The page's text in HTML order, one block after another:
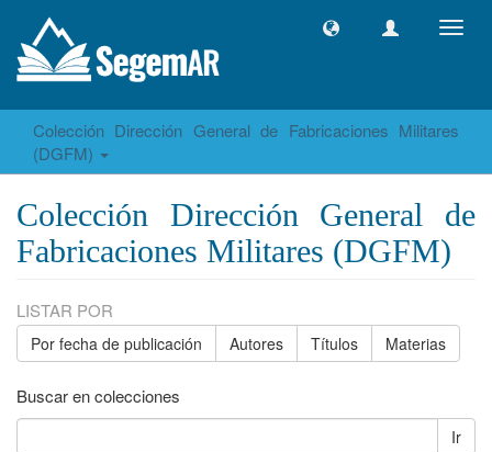
Colección Dirección General de Fabricaciones Militares
(DGFM)
Colección Dirección General de
Fabricaciones Militares (DGFM)
LISTAR POR
Por fecha de publicación Autores Títulos Materias
Buscar en colecciones
Ir